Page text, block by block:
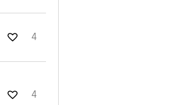
4
4